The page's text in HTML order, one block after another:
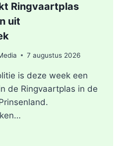
Ringvaartplas
uit
7 augustus 2026
is deze week een
de Ringvaartplas in de